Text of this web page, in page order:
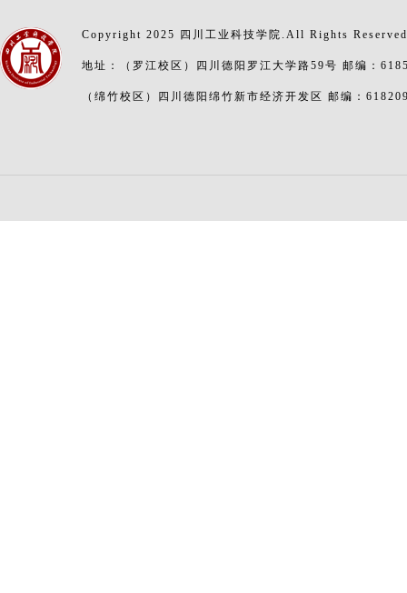
Copyright 2025 四川工业科技学院.All Rights
地址：（罗江校区）四川德阳罗江大学路59号 邮编：
（绵竹校区）四川德阳绵竹新市经济开发区 邮编：